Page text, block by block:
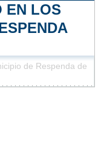
EN LOS
de Respenda de